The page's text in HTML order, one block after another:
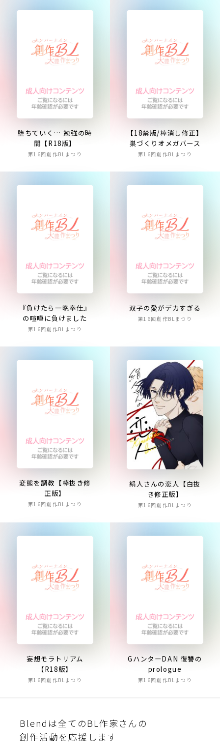
堕ちていく… 勉強の時
間【R18版】
第16回創作BLまつり
【18禁版/棒消し修正】
巣づくりオメガバース
第16回創作BLまつり
『負けたら一晩奉仕』
の喧嘩に負けました
第16回創作BLまつり
双子の愛がデカすぎる
第16回創作BLまつり
変態を調教【棒抜き修
正版】
第16回創作BLまつり
絹人さんの恋人【白抜
き修正版】
第16回創作BLまつり
妄想モラトリアム
【R18版】
第16回創作BLまつり
GハンターDAN 復讐の
prologue
第16回創作BLまつり
Blendは全てのBL作家さんの
創作活動を応援します